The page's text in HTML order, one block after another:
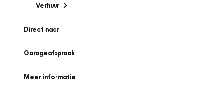
Verhuur
Direct naar
Garageafspraak
Meer informatie